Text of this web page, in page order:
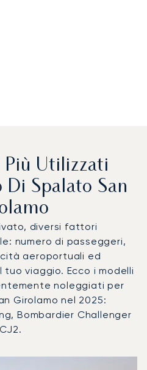
Più Utilizzati
Spalato San
diversi fattori
numero di passeggeri,
aeroportuali ed
viaggio. Ecco i modelli
noleggiati per
Girolamo nel 2025:
Bombardier Challenger